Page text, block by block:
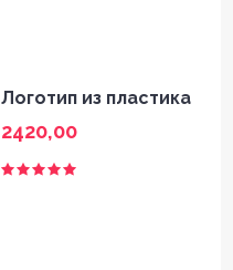
Логотип из пластика
2420,00